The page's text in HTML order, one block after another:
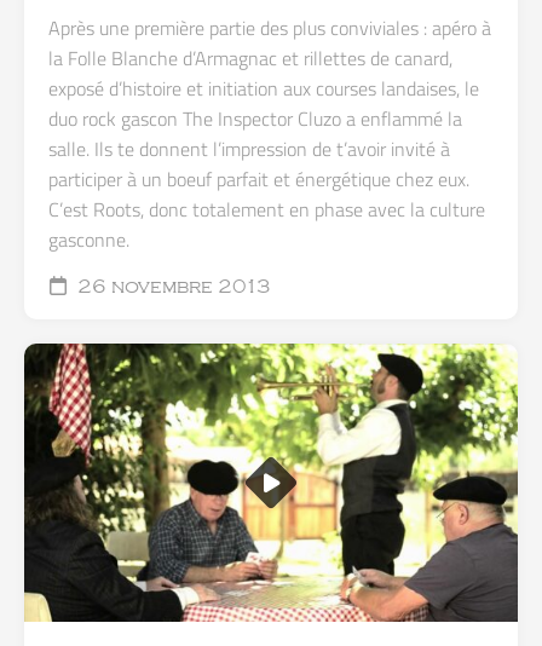
Après une première partie des plus conviviales : apéro à
la Folle Blanche d’Armagnac et rillettes de canard,
exposé d’histoire et initiation aux courses landaises, le
duo rock gascon The Inspector Cluzo a enflammé la
salle. Ils te donnent l’impression de t’avoir invité à
participer à un boeuf parfait et énergétique chez eux.
C’est Roots, donc totalement en phase avec la culture
gasconne.
26 novembre 2013